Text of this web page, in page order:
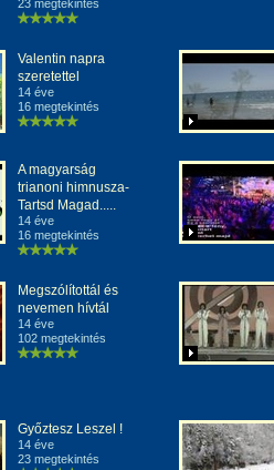
23 megtekintés
Valentin napra
szeretettel
14 éve
16 megtekintés
A magyarság
trianoni himnusza-
Tartsd Magad.....
14 éve
16 megtekintés
Megszólítottál és
nevemen hívtál
14 éve
102 megtekintés
Győztesz Leszel !
14 éve
23 megtekintés